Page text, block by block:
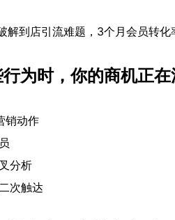
解到店引流难题，3个月会员转
为时，你的商机正
销动作
分析
次触达